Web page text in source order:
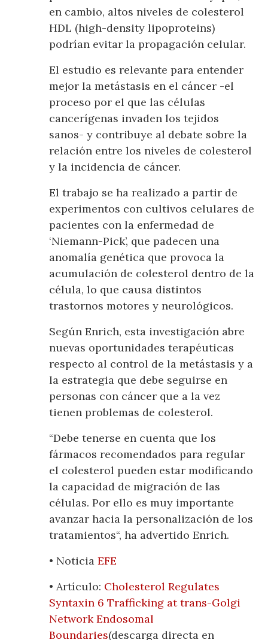
en cambio, altos niveles de colesterol
HDL (high-density lipoproteins)
podrían evitar la propagación celular.
El estudio es relevante para entender
mejor la metástasis en el cáncer -el
proceso por el que las células
cancerígenas invaden los tejidos
sanos- y contribuye al debate sobre la
relación entre los niveles de colesterol
y la incidencia de cáncer.
El trabajo se ha realizado a partir de
experimentos con cultivos celulares de
pacientes con la enfermedad de
‘Niemann-Pick’, que padecen una
anomalía genética que provoca la
acumulación de colesterol dentro de la
célula, lo que causa distintos
trastornos motores y neurológicos.
Según Enrich, esta investigación abre
nuevas oportunidades terapéuticas
respecto al control de la metástasis y a
la estrategia que debe seguirse en
personas con cáncer que a la vez
tienen problemas de colesterol.
“Debe tenerse en cuenta que los
fármacos recomendados para regular
el colesterol pueden estar modificando
la capacidad de migración de las
células. Por ello es muy importante
avanzar hacia la personalización de los
tratamientos“, ha advertido Enrich.
• NoticiaEFE
• Artículo: Cholesterol Regulates
Syntaxin 6 Trafficking at trans-Golgi
Network Endosomal
Boundaries(descarga directa en